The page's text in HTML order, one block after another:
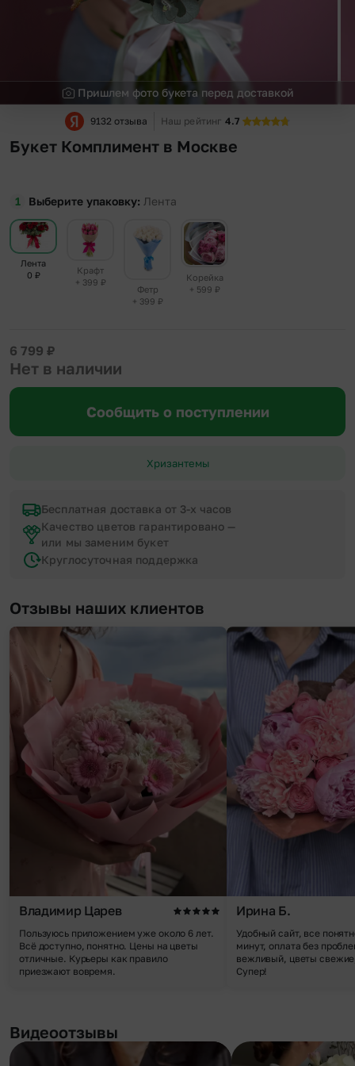
Пришлем фото букета перед доставкой
9132 отзыва Наш рейтинг 4.7
Букет Комплимент в Москве
Выберите упаковку Лента
Лента
0 ₽
Крафт
+ 399 ₽
Фетр
+ 399 ₽
Корейка
+ 599 ₽
6 799 ₽
Нет в наличии
Сообщить о поступлении
Хризантемы
Бесплатная доставка от 3-х часов
Качество цветов гарантировано —
или мы заменим букет
Круглосуточная поддержка
Отзывы наших клиентов
Владимир Царев
Пользуюсь приложением уже около 6 лет.
Всё доступно, понятно. Цены на цветы
отличные. Курьеры как правило
приезжают вовремя.
Ирина Б.
Удобный сайт, все
минут, оплата без
вежливый, цветы
Супер!
Видеоотзывы